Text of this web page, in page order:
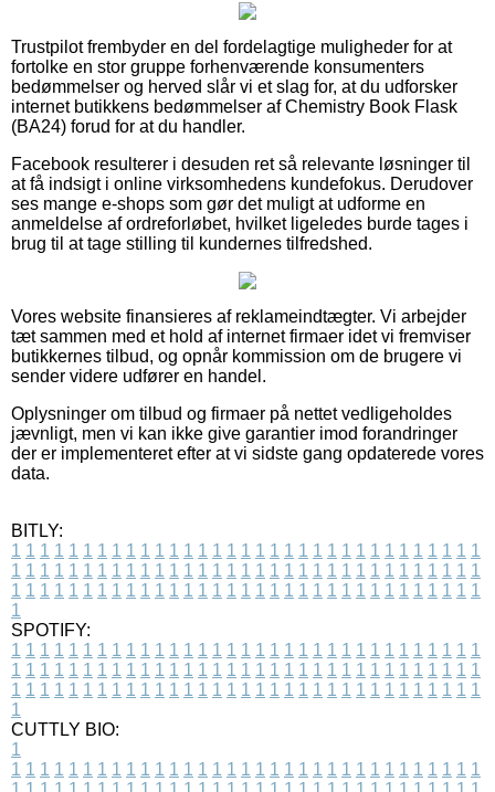
Trustpilot frembyder en del fordelagtige muligheder for at
fortolke en stor gruppe forhenværende konsumenters
bedømmelser og herved slår vi et slag for, at du udforsker
internet butikkens bedømmelser af Chemistry Book Flask
(BA24) forud for at du handler.
Facebook resulterer i desuden ret så relevante løsninger til
at få indsigt i online virksomhedens kundefokus. Derudover
ses mange e-shops som gør det muligt at udforme en
anmeldelse af ordreforløbet, hvilket ligeledes burde tages i
brug til at tage stilling til kundernes tilfredshed.
Vores website finansieres af reklameindtægter. Vi arbejder
tæt sammen med et hold af internet firmaer idet vi fremviser
butikkernes tilbud, og opnår kommission om de brugere vi
sender videre udfører en handel.
Oplysninger om tilbud og firmaer på nettet vedligeholdes
jævnligt, men vi kan ikke give garantier imod forandringer
der er implementeret efter at vi sidste gang opdaterede vores
data.
BITLY:
1 1 1 1 1 1 1 1 1 1 1 1 1 1 1 1 1 1 1 1 1 1 1 1 1 1 1 1 1 1 1 1 1
1 1 1 1 1 1 1 1 1 1 1 1 1 1 1 1 1 1 1 1 1 1 1 1 1 1 1 1 1 1 1 1 1
1 1 1 1 1 1 1 1 1 1 1 1 1 1 1 1 1 1 1 1 1 1 1 1 1 1 1 1 1 1 1 1 1
1
SPOTIFY:
1 1 1 1 1 1 1 1 1 1 1 1 1 1 1 1 1 1 1 1 1 1 1 1 1 1 1 1 1 1 1 1 1
1 1 1 1 1 1 1 1 1 1 1 1 1 1 1 1 1 1 1 1 1 1 1 1 1 1 1 1 1 1 1 1 1
1 1 1 1 1 1 1 1 1 1 1 1 1 1 1 1 1 1 1 1 1 1 1 1 1 1 1 1 1 1 1 1 1
1
CUTTLY BIO:
1
1 1 1 1 1 1 1 1 1 1 1 1 1 1 1 1 1 1 1 1 1 1 1 1 1 1 1 1 1 1 1 1 1